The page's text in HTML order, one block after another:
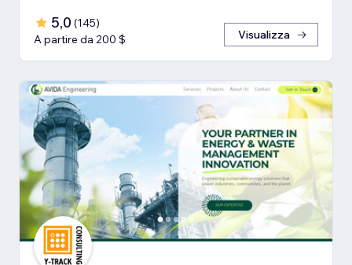
5,0 (145)
A partire da 200 $
Visualizza